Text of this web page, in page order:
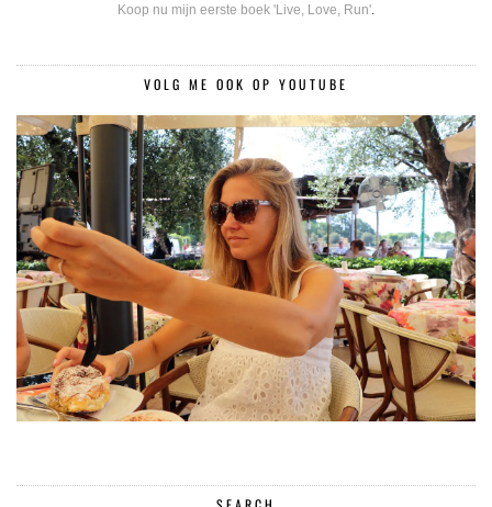
Koop nu mijn eerste boek 'Live, Love, Run'.
VOLG ME OOK OP YOUTUBE